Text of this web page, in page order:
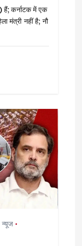
हैं; कर्नाटक में एक
मंत्री नहीं है; नौ
न्यूज